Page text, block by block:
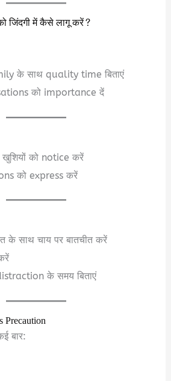
जिंदगी में कैसे लागू करें?
के साथ quality time बिताएं
को importance दें
खुशियों को notice करें
को express करें
के साथ चाय पर बातचीत करें
के समय बिताएं
बार: